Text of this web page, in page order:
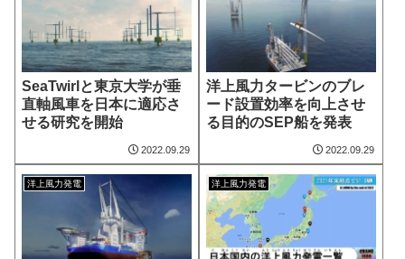
SeaTwirlと東京大学が垂
直軸風車を日本に適応さ
せる研究を開始
2022.09.29
洋上風力タービンのブレ
ード設置効率を向上させ
る目的のSEP船を発表
2022.09.29
洋上風力発電 洋上風力発電